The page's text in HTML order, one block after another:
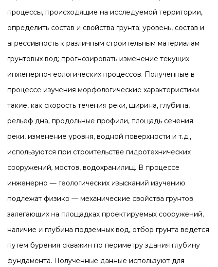
процессы, происходящие на исследуемой территории,
определить состав и свойства грунта; уровень, состав и
агрессивность к различным строительным материалам
грунтовых вод; прогнозировать изменение текущих
инженерно-геологических процессов. Полученные в
процессе изучения морфологические характеристики
такие, как скорость течения реки, ширина, глубина,
рельеф дна, продольные профили, площадь сечения
реки, изменение уровня, водной поверхности и т.д.,
используются при строительстве гидротехнических
сооружений, мостов, водохранилищ. В процессе
инженерно — геологических изысканий изучению
подлежат физико — механические свойства грунтов
залегающих на площадках проектируемых сооружений,
наличие и глубина подземных вод, отбор грунта ведется
путем бурения скважин по периметру здания глубину
фундамента. Полученные данные используют для